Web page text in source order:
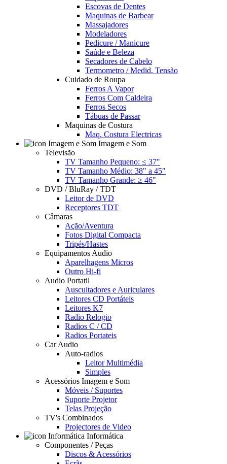
Escovas de Dentes
Maquinas de Barbear
Massajadores
Modeladores
Pedicure / Manicure
Saúde e Beleza
Secadores de Cabelo
Termometro / Medid. Tensão
Cuidado de Roupa
Ferros A Vapor
Ferros Com Caldeira
Ferros Secos
Tábuas de Passar
Maquinas de Costura
Maq. Costura Electricas
Imagem e Som
Televisão
TV Tamanho Pequeno: ≤ 37"
TV Tamanho Médio: 38" a 45"
TV Tamanho Grande: ≥ 46"
DVD / BluRay / TDT
Leitor de DVD
Receptores TDT
Câmaras
Ação/Aventura
Fotos Digital Compacta
Tripés/Hastes
Equipamentos Audio
Aparelhagens Micros
Outro Hi-fi
Audio Portatil
Auscultadores e Auriculares
Leitores CD Portáteis
Leitores K7
Radio Relogio
Radios C / CD
Radios Portateis
Car Audio
Auto-radios
Leitor Multimédia
Simples
Acessórios Imagem e Som
Móveis / Suportes
Suporte Projetor
Telas Projeção
TV's Combinados
Projectores de Video
Informática
Componentes / Peças
Discos & Acessórios